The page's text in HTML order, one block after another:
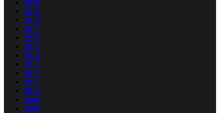
2020
2019
2018
2017
2016
2015
2014
2013
2012
2011
2010
2009
2008